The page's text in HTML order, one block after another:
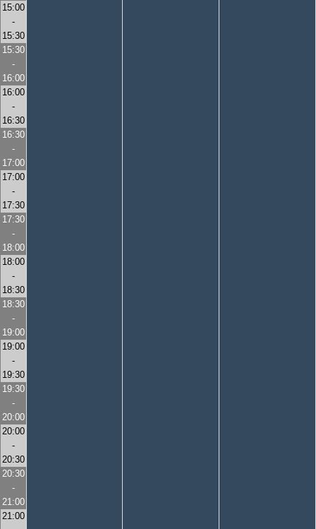
15:00
-
15:30
15:30
-
16:00
16:00
-
16:30
16:30
-
17:00
17:00
-
17:30
17:30
-
18:00
18:00
-
18:30
18:30
-
19:00
19:00
-
19:30
19:30
-
20:00
20:00
-
20:30
20:30
-
21:00
21:00